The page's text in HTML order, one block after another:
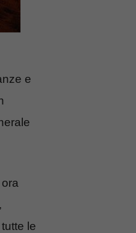
e
le